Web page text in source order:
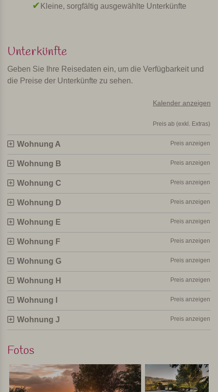
Süden der Toskana. Massa Marittima, Castiglione della
Inmitten der Natur, fernab vom Trubel
Unterkünfte
Geben Sie Ihre Reisedaten ein, um die Verfügbarkeit und
die Preise der Unterkünfte zu sehen.
Kalender anzeigen
Preis ab (exkl. Extras)
Wohnung A Preis anzeigen
Wohnung B Preis anzeigen
Wohnung C Preis anzeigen
Wohnung D Preis anzeigen
Wohnung E Preis anzeigen
Wohnung F Preis anzeigen
Wohnung G Preis anzeigen
Wohnung H Preis anzeigen
Wohnung I Preis anzeigen
Wohnung J Preis anzeigen
Fotos